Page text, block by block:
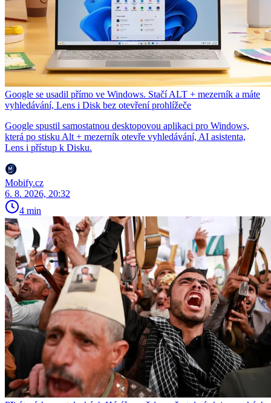
Google se usadil přímo ve Windows. Stačí ALT + mezerník a máte
vyhledávání, Lens i Disk bez otevření prohlížeče
Google spustil samostatnou desktopovou aplikaci pro Windows,
která po stisku Alt + mezerník otevře vyhledávání, AI asistenta,
Lens i přístup k Disku.
Mobify.cz
6. 8. 2026, 20:32
4 min